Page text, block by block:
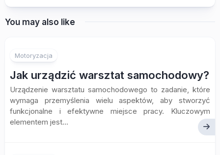
You may also like
Motoryzacja
Jak urządzić warsztat samochodowy?
Urządzenie warsztatu samochodowego to zadanie, które
wymaga przemyślenia wielu aspektów, aby stworzyć
funkcjonalne i efektywne miejsce pracy. Kluczowym
elementem jest...